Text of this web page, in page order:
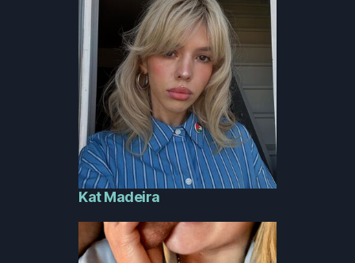
Kat Madeira